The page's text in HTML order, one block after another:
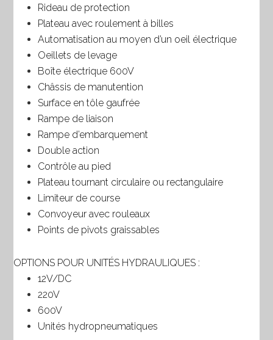
Rideau de protection
Plateau avec roulement à billes
Automatisation au moyen d’un oeil électrique
Oeillets de levage
Boîte électrique 600V
Châssis de manutention
Surface en tôle gaufrée
Rampe de liaison
Rampe d’embarquement
Double action
Contrôle au pied
Plateau tournant circulaire ou rectangulaire
Limiteur de course
Convoyeur avec rouleaux
Points de pivots graissables
OPTIONS POUR UNITÉS HYDRAULIQUES :
12V/DC
220V
600V
Unités hydropneumatiques